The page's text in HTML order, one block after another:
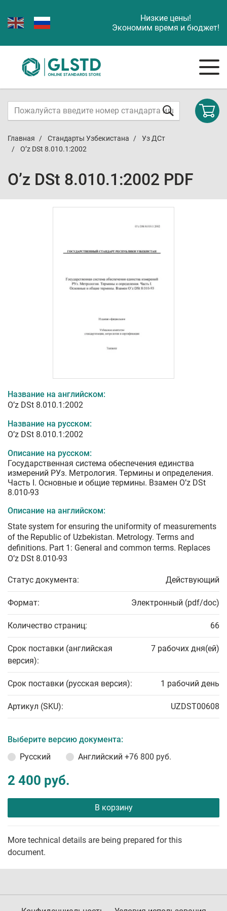
Низкие цены!
Экономим время и бюджет!
Главная Стандарты Узбекистана
Уз ДСт
O’z DSt 8.010.1:2002
O’z DSt 8.010.1:2002 PDF
Название на английском:
O’z DSt 8.010.1:2002
Название на русском:
O’z DSt 8.010.1:2002
Описание на русском:
Государственная система обеспечения единства
измерений РУз. Метрология. Термины и определения.
Часть I. Основные и общие термины. Взамен O’z DSt
8.010-93
Описание на английском:
State system for ensuring the uniformity of measurements
of the Republic of Uzbekistan. Metrology. Terms and
definitions. Part 1: General and common terms. Replaces
O’z DSt 8.010-93
Статус документа: Действующий
Формат: Электронный (pdf/doc)
Количество страниц: 66
Срок поставки (английская
версия):
7 рабочих дня(ей)
Срок поставки (русская версия): 1 рабочий день
Артикул (SKU): UZDST00608
Выберите версию документа:
Русский
Английский +76 800 руб.
2 400 руб.
В корзину
More technical details are being prepared for this
document.